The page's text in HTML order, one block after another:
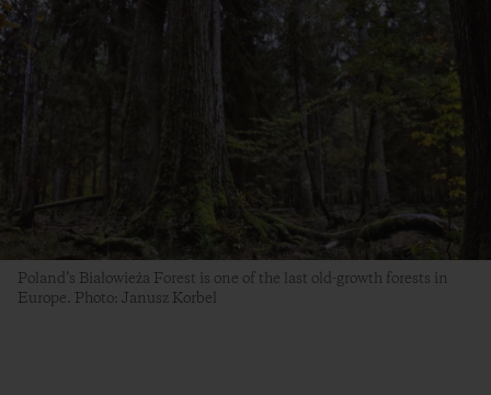
Poland’s Białowieża Forest is one of the last old-growth forests in
Europe. Photo: Janusz Korbel